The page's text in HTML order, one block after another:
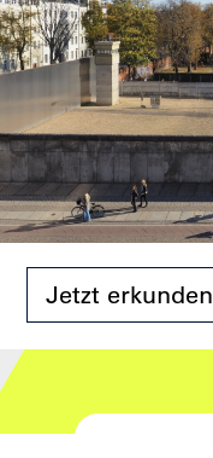
Denkmal ©
Jetzt erkunden